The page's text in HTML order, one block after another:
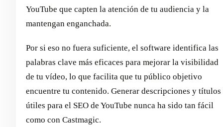
YouTube que capten la atención de tu audiencia y la
mantengan enganchada.
Por si eso no fuera suficiente, el software identifica las
palabras clave más eficaces para mejorar la visibilidad
de tu vídeo, lo que facilita que tu público objetivo
encuentre tu contenido. Generar descripciones y títulos
útiles para el SEO de YouTube nunca ha sido tan fácil
como con Castmagic.